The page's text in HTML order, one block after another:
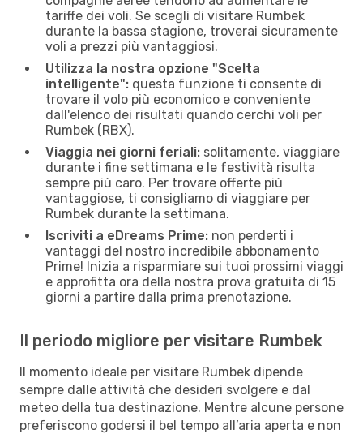
tariffe dei voli. Se scegli di visitare Rumbek
durante la bassa stagione, troverai sicuramente
voli a prezzi più vantaggiosi.
Utilizza la nostra opzione "Scelta
intelligente": questa funzione ti consente di
trovare il volo più economico e conveniente
dall'elenco dei risultati quando cerchi voli per
Rumbek (RBX).
Viaggia nei giorni feriali: solitamente, viaggiare
durante i fine settimana e le festività risulta
sempre più caro. Per trovare offerte più
vantaggiose, ti consigliamo di viaggiare per
Rumbek durante la settimana.
Iscriviti a eDreams Prime: non perderti i
vantaggi del nostro incredibile abbonamento
Prime! Inizia a risparmiare sui tuoi prossimi viaggi
e approfitta ora della nostra prova gratuita di 15
giorni a partire dalla prima prenotazione.
Il periodo migliore per visitare Rumbek
Il momento ideale per visitare Rumbek dipende
sempre dalle attività che desideri svolgere e dal
meteo della tua destinazione. Mentre alcune persone
preferiscono godersi il bel tempo all’aria aperta e non